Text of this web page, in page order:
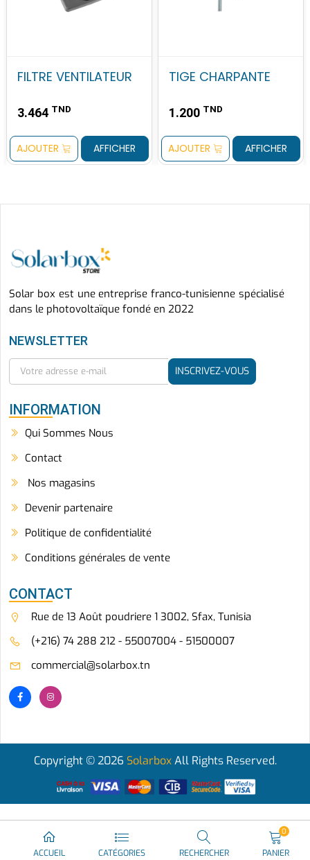
ACCUEIL CATÉGORIES RECHERCHER PANIER
0
FILTRE VENTILATEUR
3.464 TND
AJOUTER AFFICHER
TIGE CHARPANTE
1.200 TND
AJOUTER AFFICHER
Solar box est une entreprise franco-tunisienne spécialisé
dans le photovoltaïque fondé en 2022
NEWSLETTER
INSCRIVEZ-VOUS
INFORMATION
Qui Sommes Nous
Contact
Nos magasins
Devenir partenaire
Politique de confidentialité
Conditions générales de vente
CONTACT
Rue de 13 Août poudriere 1 3002, Sfax, Tunisia
(+216) 74 288 212 - 55007004 - 51500007
commercial@solarbox.tn
Copyright © 2026 SolarboxAll Rights Reserved.